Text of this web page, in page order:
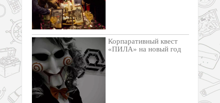
Корпаративный квест
«ПИЛА» на новый год